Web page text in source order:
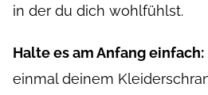
in der du dich wohlfühlst.
Halte es am Anfang einfach:
einmal deinem